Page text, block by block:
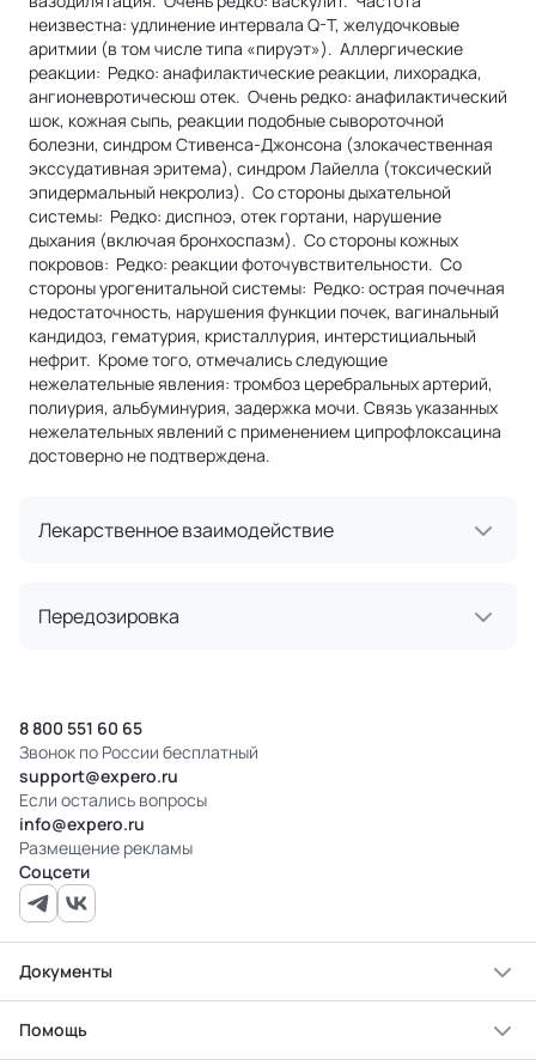
неизвестна: удлинение интервала Q-T, желудочковые
аритмии (в том числе типа «пируэт»). Аллергические
реакции: Редко: анафилактические реакции, лихорадка,
ангионевротичесюш отек. Очень редко: анафилактический
шок, кожная сыпь, реакции подобные сывороточной
болезни, синдром Стивенса-Джонсона (злокачественная
экссудативная эритема), синдром Лайелла (токсический
эпидермальный некролиз). Со стороны дыхательной
системы: Редко: диспноэ, отек гортани, нарушение
дыхания (включая бронхоспазм). Со стороны кожных
покровов: Редко: реакции фоточувствительности. Со
стороны урогенитальной системы: Редко: острая почечная
недостаточность, нарушения функции почек, вагинальный
кандидоз, гематурия, кристаллурия, интерстициальный
нефрит. Кроме того, отмечались следующие
нежелательные явления: тромбоз церебральных артерий,
полиурия, альбуминурия, задержка мочи. Связь указанных
нежелательных явлений с применением ципрофлоксацина
достоверно не подтверждена.
Лекарственное взаимодействие
Передозировка
8 800 551 60 65
Звонок по России бесплатный
support@expero.ru
Если остались вопросы
info@expero.ru
Размещение рекламы
Соцсети
Документы
Помощь